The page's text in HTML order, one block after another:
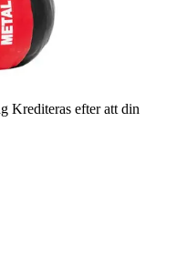
Krediteras efter att din